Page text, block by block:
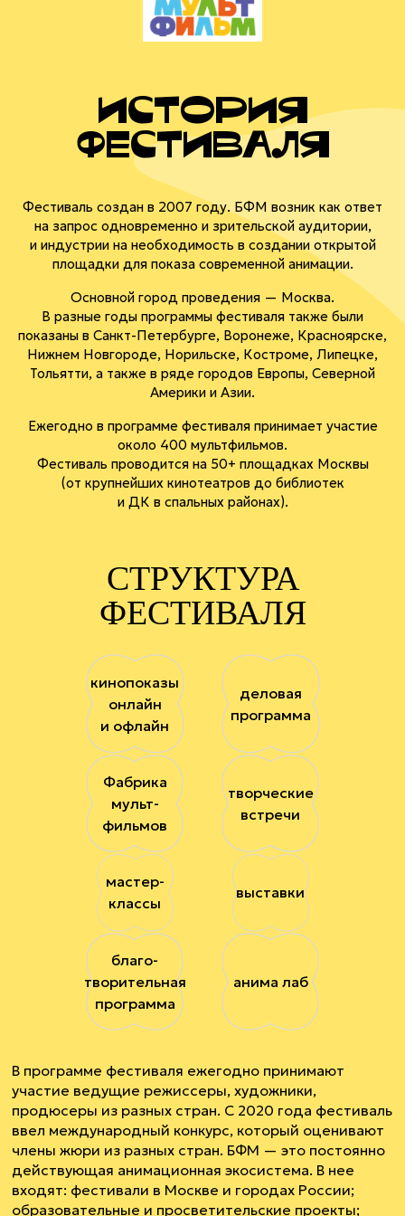
история
фестиваля
Фестиваль создан в 2007 году. БФМ возник как ответ
на запрос одновременно и зрительской аудитории,
и индустрии на необходимость в создании открытой
площадки для показа современной анимации.
Основной город проведения — Москва.
В разные годы программы фестиваля также были
показаны в Санкт-Петербурге, Воронеже, Красноярске,
Нижнем Новгороде, Норильске, Костроме, Липецке,
Тольятти, а также в ряде городов Европы, Северной
Америки и Азии.
Ежегодно в программе фестиваля принимает участие
около 400 мультфильмов.
Фестиваль проводится на 50+ площадках Москвы
(от крупнейших кинотеатров до библиотек
и ДК в спальных районах).
СТРУКТУРА
ФЕСТИВАЛЯ
кинопоказы
онлайн
и офлайн
деловая
программа
Фабрика
мульт-
фильмов
творческие
встречи
мастер-
классы
выставки
благо-
творительная
программа
анима лаб
В программе фестиваля ежегодно принимают
участие ведущие режиссеры, художники,
продюсеры из разных стран. С 2020 года фестиваль
ввел международный конкурс, который оценивают
члены жюри из разных стран. БФМ — это постоянно
действующая анимационная экосистема. В нее
входят: фестивали в Москве и городах России;
образовательные и просветительские проекты;